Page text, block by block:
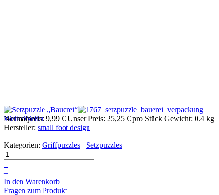
WeiterWeiter
Normalpreis: 9,99 € Unser Preis: 25,25 € pro Stück Gewicht: 0.4 kg
Hersteller: small foot design
Kategorien: Griffpuzzles Setzpuzzles
+
–
In den Warenkorb
Fragen zum Produkt